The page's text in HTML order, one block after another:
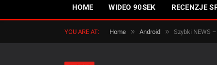
HOME WIDEO 90SEK RECENZJE
YOU ARE AT: Home » Android » Szybki NEWS